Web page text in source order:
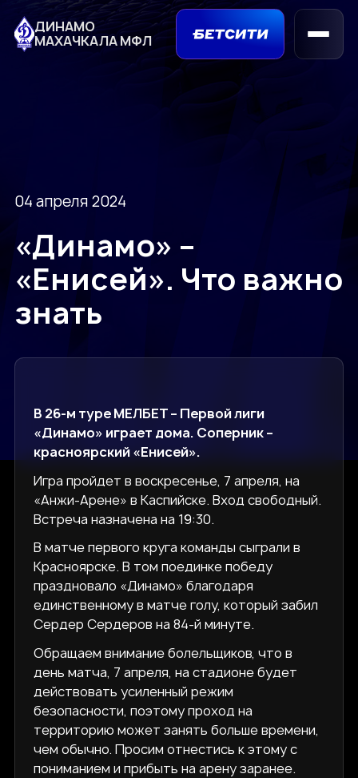
ДИНАМО
МАХАЧКАЛА МФЛ
04 апреля 2024
«Динамо» ­–
«Енисей». Что важно
знать
В 26-м туре МЕЛБЕТ – Первой лиги
«Динамо» играет дома. Соперник –
красноярский «Енисей».
Игра пройдет в воскресенье, 7 апреля, на
«Анжи-Арене» в Каспийске. Вход свободный.
Встреча назначена на 19:30.
В матче первого круга команды сыграли в
Красноярске. В том поединке победу
праздновало «Динамо» благодаря
единственному в матче голу, который забил
Сердер Сердеров на 84-й минуте.
Обращаем внимание болельщиков, что в
день матча, 7 апреля, на стадионе будет
действовать усиленный режим
безопасности, поэтому проход на
территорию может занять больше времени,
чем обычно. Просим отнестись к этому с
пониманием и прибыть на арену заранее.